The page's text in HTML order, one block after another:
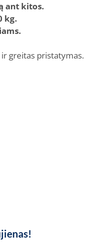
ant kitos.
kg.
greitas pristatymas.